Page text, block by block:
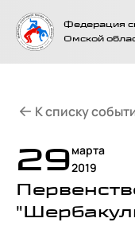
На главную
страницу
Федерация
Омской
29марта
2019
К списку